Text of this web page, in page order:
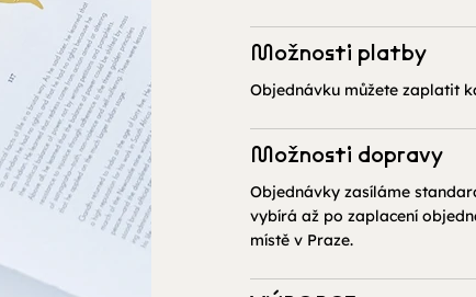
Možnosti platby
Objednávku můžete zaplatit
Možnosti dopravy
Objednávky zasíláme
vybírá až po zaplacení
místě v Praze.